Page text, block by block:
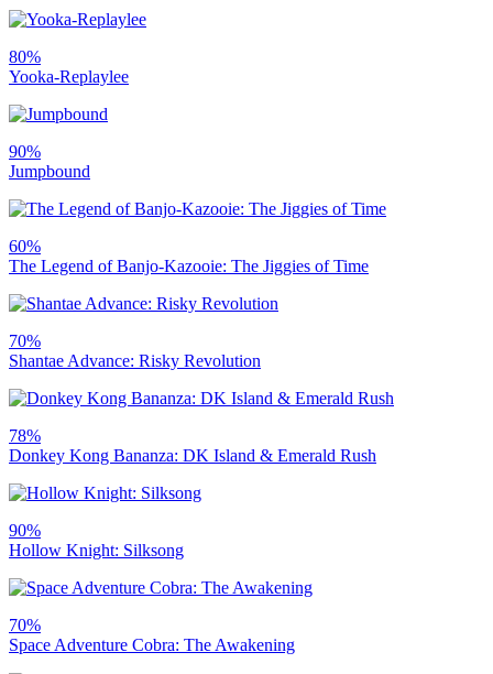
80%
Yooka-Replaylee
90%
Jumpbound
60%
The Legend of Banjo-Kazooie: The Jiggies of Time
70%
Shantae Advance: Risky Revolution
78%
Donkey Kong Bananza: DK Island & Emerald Rush
90%
Hollow Knight: Silksong
70%
Space Adventure Cobra: The Awakening